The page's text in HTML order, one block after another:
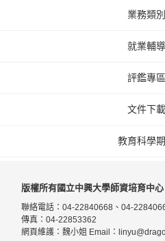
業務類別
就業輔導
評鑑專區
文件下載
教育科學
版權所有國立中興大學師資培育中心
聯絡電話：04-22840668、04-
傳真：04-22853362
網頁維護：魏小姐 Email：